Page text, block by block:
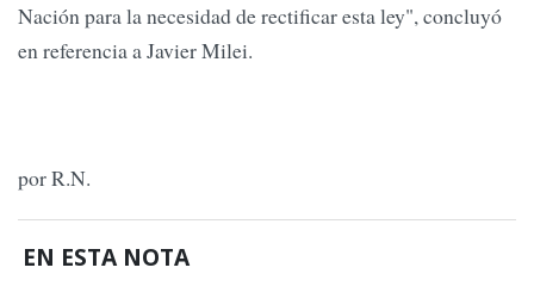
Nación para la necesidad de rectificar esta ley", concluyó
en referencia a Javier Milei.
por R.N.
EN ESTA NOTA